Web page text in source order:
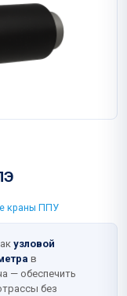
краны ППУ
узловой
в
— обеспечить
без